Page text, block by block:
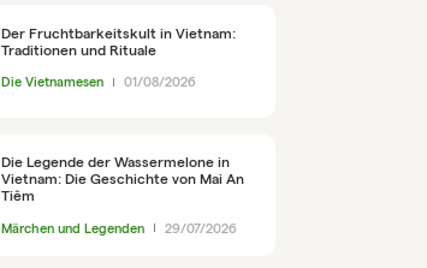
Der Fruchtbarkeitskult in Vietnam:
Traditionen und Rituale
Die Vietnamesen 01/08/2026
Die Legende der Wassermelone in
Vietnam: Die Geschichte von Mai An
Tiêm
Märchen und Legenden 29/07/2026